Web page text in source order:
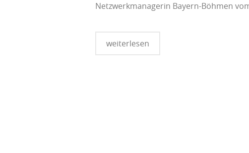
Netzwerkmanagerin Bayern-Böhmen
weiterlesen